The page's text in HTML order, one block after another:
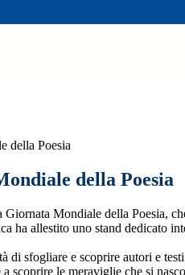
della Poesia
della Poesia
Giornata Mondiale della Poesia,
ha allestito uno stand dedicato
di sfogliare e scoprire autori e
scoprire le meraviglie che si